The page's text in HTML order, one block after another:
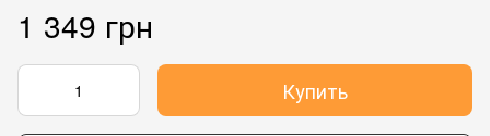
1 349 грн
Купить